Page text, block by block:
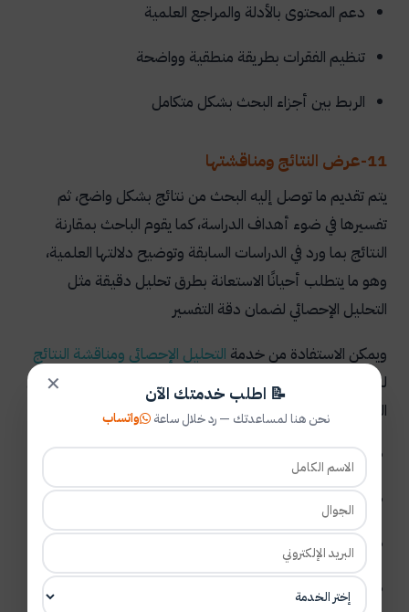
دعم المحتوى بالأدلة والمراجع العلمية
تنظيم الفقرات بطريقة منطقية وواضحة
الربط بين أجزاء البحث بشكل متكامل
11-عرض النتائج ومناقشتها
يتم تقديم ما توصل إليه البحث من نتائج بشكل واضح، ثم
تفسيرها في ضوء أهداف الدراسة، كما يقوم الباحث بمقارنة
النتائج بما ورد في الدراسات السابقة وتوضيح دلالتها العلمية،
وهو ما يتطلب أحيانًا الاستعانة بطرق تحليل دقيقة مثل
التحليل الإحصائي لضمان دقة التفسير
ويمكن الاستفادة من خدمة التحليل الإحصائي ومناقشة النتائج
لدعم هذه المرحلة وتحسين دقة تحليل النتائج، ويتم ذلك على
النحو التالي:
عرض النتائج بشكل منظم وواضح.
تفسير النتائج وربطها بمشكلة البحث.
مقارنة النتائج بالدراسات السابقة.
توضيح دلالات النتائج العلمية والعملية.
✕ 📝 اطلب خدمتك الآن
نحن هنا لمساعدتك — رد خلال ساعة واتساب